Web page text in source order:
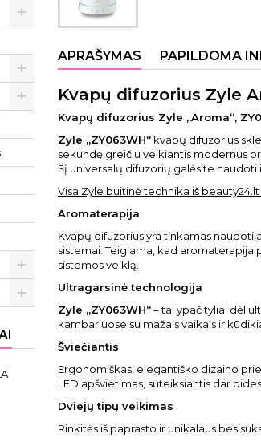
APRAŠYMAS PAPILDOMA
Kvapų difuzorius Zyle
Kvapų difuzorius Zyle „Aroma“,
Zyle „ZY063WH“ kvapų difuzorius
sekundę greičiu veikiantis modernus
Šį universalų difuzorių galėsite naudoti
Visa Zyle buitinė technika iš
Aromaterapija
Kvapų difuzorius yra tinkamas
sistemai. Teigiama, kad
sistemos veiklą.
Ultragarsinė technologija
Zyle „ZY063WH“– tai ypač tyliai dėl
kambariuose su mažais vaikais ir
Šviečiantis
Ergonomiškas, elegantiško dizaino
LED apšvietimas, suteiksiantis dar
Dviejų tipų veikimas
Rinkitės iš paprasto ir unikalaus